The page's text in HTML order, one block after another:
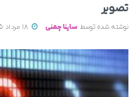
تصویر
نوشته شده توسط ساینا چمنی